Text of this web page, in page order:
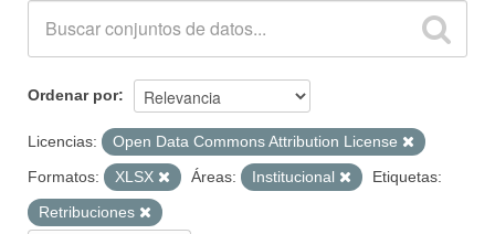
Ordenar por
Licencias:
Open Data Commons Attribution License
Formatos:
XLSX Áreas: Institucional
Etiquetas:
Retribuciones